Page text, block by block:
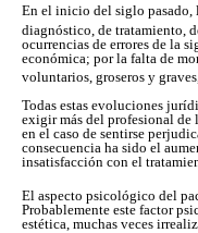
En el inicio del siglo pasado,
diagnóstico, de tratamiento,
ocurrencias de errores de la
económica; por la falta de
voluntarios, groseros y
Todas estas evoluciones
exigir más del profesional de
en el caso de sentirse
consecuencia ha sido el
insatisfacción con el
El aspecto psicológico del
Probablemente este factor
estética, muchas veces